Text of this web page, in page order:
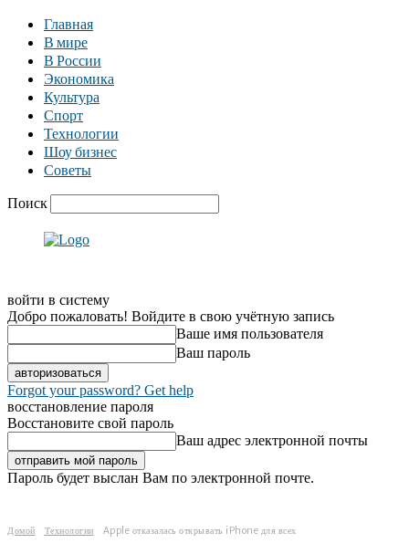
Главная
В мире
В России
Экономика
Культура
Спорт
Технологии
Шоу бизнес
Советы
Поиск
войти в систему
Добро пожаловать! Войдите в свою учётную запись
Ваше имя пользователя
Ваш пароль
Forgot your password? Get help
восстановление пароля
Восстановите свой пароль
Ваш адрес электронной почты
Пароль будет выслан Вам по электронной почте.
Домой Технологии Apple отказалась открывать iPhone для всех